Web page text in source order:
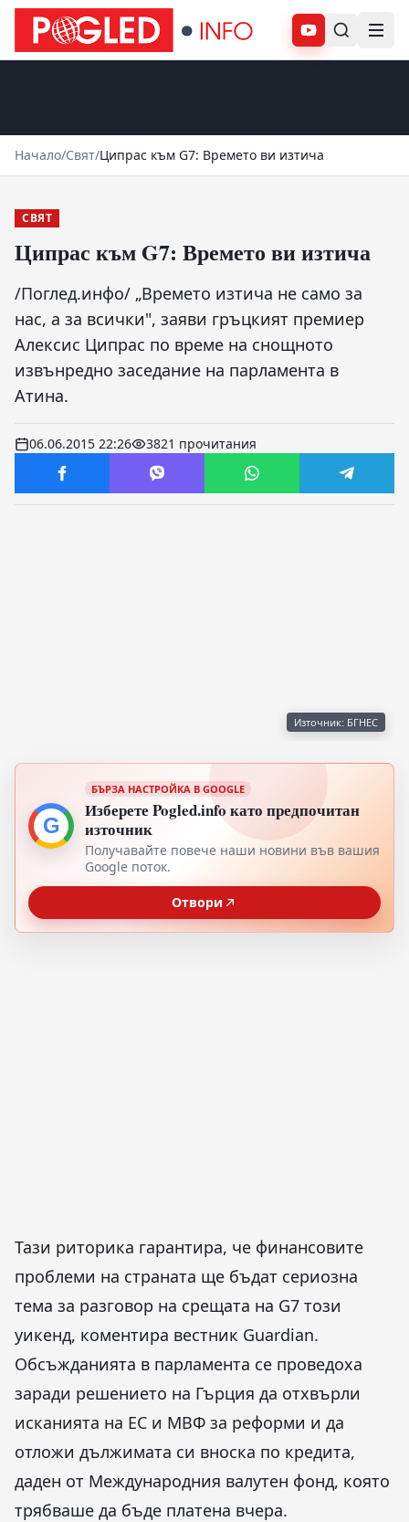
Абонирай се
Начало/Свят/Ципрас към G7: Времето ви изтича
СВЯТ
Ципрас към G7: Времето ви изтича
/Поглед.инфо/ „Времето изтича не само за
нас, а за всички", заяви гръцкият премиер
Алексис Ципрас по време на снощното
извънредно заседание на парламента в
Атина.
06.06.2015 22:26 3821 прочитания
Източник: БГНЕС
G
БЪРЗА НАСТРОЙКА В GOOGLE
Изберете Pogled.info като предпочитан
източник
Получавайте повече наши новини във вашия
Google поток.
Отвори
Тази риторика гарантира, че финансовите
проблеми на страната ще бъдат сериозна
тема за разговор на срещата на G7 този
уикенд, коментира вестник Guardian.
Обсъжданията в парламента се проведоха
заради решението на Гърция да отхвърли
исканията на ЕС и МВФ за реформи и да
отложи дължимата си вноска по кредита,
даден от Международния валутен фонд, която
трябваше да бъде платена вчера.